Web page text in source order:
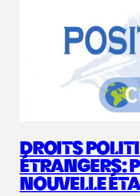
DROITS
ÉTRANGERS:
NOUVELLE